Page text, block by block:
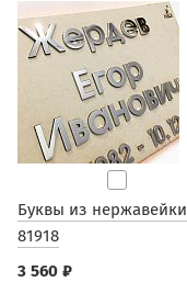
Буквы из нержавейки
81918
3 560 ₽